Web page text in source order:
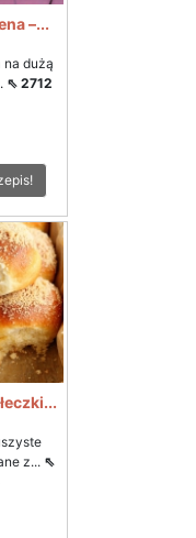
–...
na dużą
⇖ 2712
z... ⇖